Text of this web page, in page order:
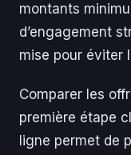
montants
d’engagement
mise pour éviter
Comparer les
première étape
ligne permet de